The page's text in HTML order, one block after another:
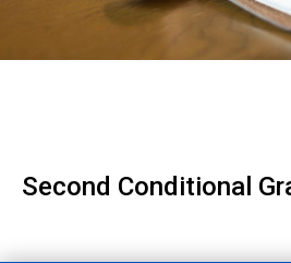
Second Conditional